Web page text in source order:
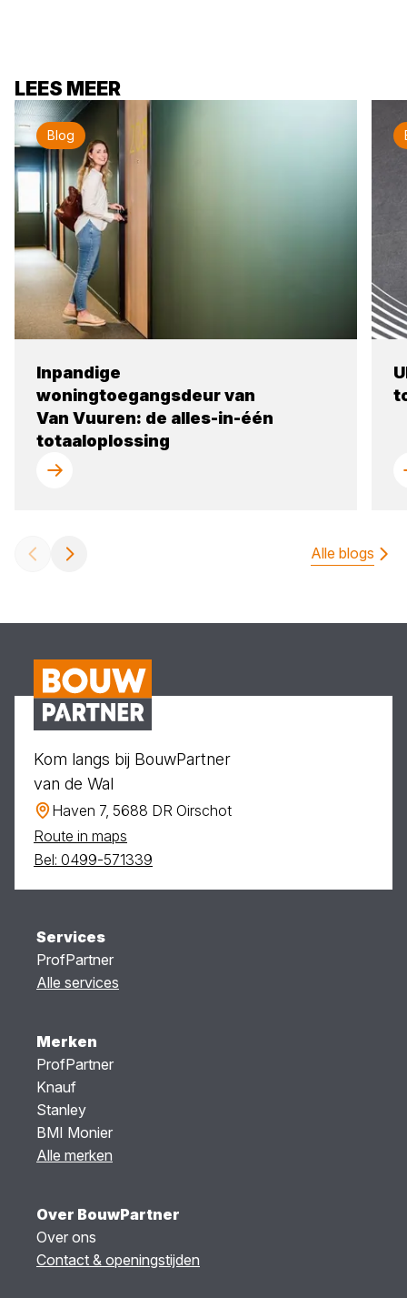
LEES MEER
Blog
Inpandige
woningtoegangsdeur van
Van Vuuren: de alles-in-één
totaaloplossing
Alle blogs
Kom langs bij BouwPartner
van de Wal
Haven 7, 5688 DR Oirschot
Route in maps
Bel: 0499-571339
Services
ProfPartner
Alle services
Merken
ProfPartner
Knauf
Stanley
BMI Monier
Alle merken
Over BouwPartner
Over ons
Contact & openingstijden